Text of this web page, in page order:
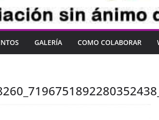
GALERÍA COMO COLABORAR